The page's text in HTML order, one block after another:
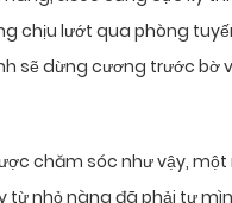
chịu lướt qua phòng
sẽ dừng cương trước bờ
chăm sóc như vậy,
từ nhỏ nàng đã phải tự